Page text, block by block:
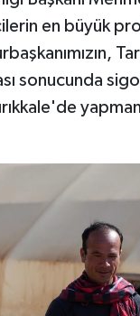
en büyük
sonucunda